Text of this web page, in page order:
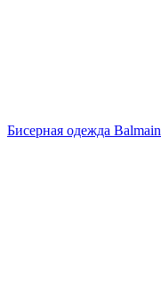
Бисерная одежда Balmain